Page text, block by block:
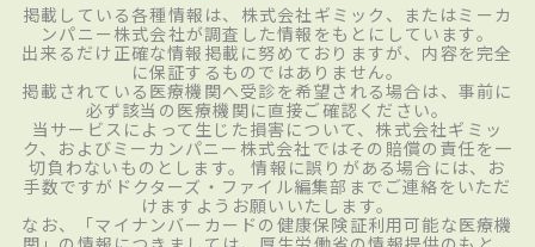
掲載している各種情報は、株式会社ギミック、またはミーカ
ンパニー株式会社が調査した情報をもとにしています。
出来るだけ正確な情報掲載に努めておりますが、内容を完全
に保証するものではありません。
掲載されている医療機関へ受診を希望される場合は、事前に
必ず該当の医療機関に直接ご確認ください。
当サービスによって生じた損害について、株式会社ギミッ
ク、およびミーカンパニー株式会社ではその賠償の責任を一
切負わないものとします。 情報に誤りがある場合には、お
手数ですがドクターズ・ファイル編集部までご連絡をいただ
けますようお願いいたします。
なお、「マイナンバーカードの健康保険証利用可能な医療機